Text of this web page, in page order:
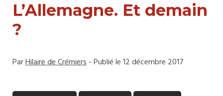
L’Allemagne. Et demain
?
ParHilaire de Crémiers- Publié le 12 décembre 2017